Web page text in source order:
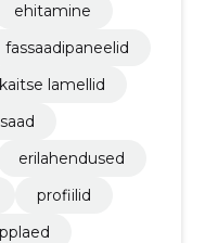
ehitamine
fassaadipaneelid
lamellid
erilahendused
profiilid